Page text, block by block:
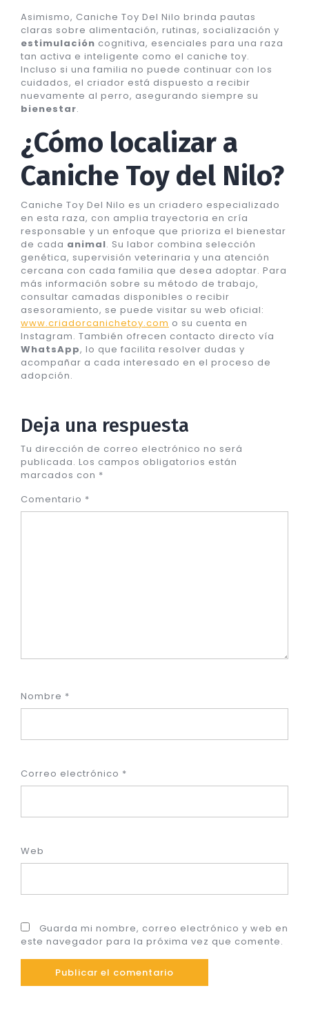
Asimismo, Caniche Toy Del Nilo brinda pautas
claras sobre alimentación, rutinas, socialización y
estimulación cognitiva, esenciales para una raza
tan activa e inteligente como el caniche toy.
Incluso si una familia no puede continuar con los
cuidados, el criador está dispuesto a recibir
nuevamente al perro, asegurando siempre su
bienestar.
¿Cómo localizar a
Caniche Toy del Nilo?
Caniche Toy Del Nilo es un criadero especializado
en esta raza, con amplia trayectoria en cría
responsable y un enfoque que prioriza el bienestar
de cada animal. Su labor combina selección
genética, supervisión veterinaria y una atención
cercana con cada familia que desea adoptar. Para
más información sobre su método de trabajo,
consultar camadas disponibles o recibir
asesoramiento, se puede visitar su web oficial:
www.criadorcanichetoy.com o su cuenta en
Instagram. También ofrecen contacto directo vía
WhatsApp, lo que facilita resolver dudas y
acompañar a cada interesado en el proceso de
adopción.
Deja una respuesta
Tu dirección de correo electrónico no será
publicada. Los campos obligatorios están
marcados con *
Comentario *
Nombre *
Correo electrónico *
Web
Guarda mi nombre, correo electrónico y web en
este navegador para la próxima vez que comente.